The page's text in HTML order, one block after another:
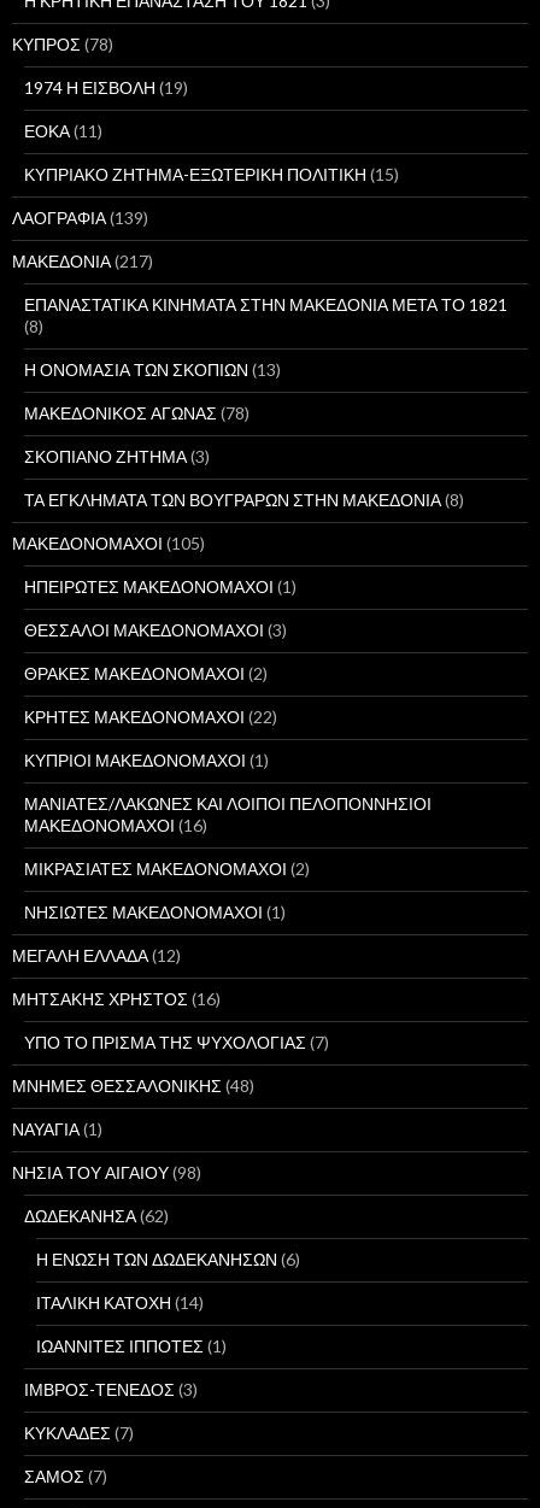
ΚΥΠΡΟΣ (78)
1974 Η ΕΙΣΒΟΛΗ (19)
ΕΟΚΑ(11)
ΚΥΠΡΙΑΚΟ ΖΗΤΗΜΑ-ΕΞΩΤΕΡΙΚΗ ΠΟΛΙΤΙΚΗ (15)
ΛΑΟΓΡΑΦΙΑ(139)
ΜΑΚΕΔΟΝΙΑ(217)
ΕΠΑΝΑΣΤΑΤΙΚΑ ΚΙΝΗΜΑΤΑ ΣΤΗΝ ΜΑΚΕΔΟΝΙΑ ΜΕΤΑ ΤΟ 1821
(8)
Η ΟΝΟΜΑΣΙΑ ΤΩΝ ΣΚΟΠΙΩΝ (13)
ΜΑΚΕΔΟΝΙΚΟΣ ΑΓΩΝΑΣ (78)
ΣΚΟΠΙΑΝΟ ΖΗΤΗΜΑ(3)
ΤΑ ΕΓΚΛΗΜΑΤΑ ΤΩΝ ΒΟΥΓΡΑΡΩΝ ΣΤΗΝ ΜΑΚΕΔΟΝΙΑ(8)
ΜΑΚΕΔΟΝΟΜΑΧΟΙ (105)
ΗΠΕΙΡΩΤΕΣ ΜΑΚΕΔΟΝΟΜΑΧΟΙ (1)
ΘΕΣΣΑΛΟΙ ΜΑΚΕΔΟΝΟΜΑΧΟΙ (3)
ΘΡΑΚΕΣ ΜΑΚΕΔΟΝΟΜΑΧΟΙ (2)
ΚΡΗΤΕΣ ΜΑΚΕΔΟΝΟΜΑΧΟΙ (22)
ΚΥΠΡΙΟΙ ΜΑΚΕΔΟΝΟΜΑΧΟΙ (1)
ΜΑΝΙΑΤΕΣ/ΛΑΚΩΝΕΣ ΚΑΙ ΛΟΙΠΟΙ ΠΕΛΟΠΟΝΝΗΣΙΟΙ
ΜΑΚΕΔΟΝΟΜΑΧΟΙ (16)
ΜΙΚΡΑΣΙΑΤΕΣ ΜΑΚΕΔΟΝΟΜΑΧΟΙ (2)
ΝΗΣΙΩΤΕΣ ΜΑΚΕΔΟΝΟΜΑΧΟΙ (1)
ΜΕΓΑΛΗ ΕΛΛΑΔΑ(12)
ΜΗΤΣΑΚΗΣ ΧΡΗΣΤΟΣ (16)
ΥΠΟ ΤΟ ΠΡΙΣΜΑ ΤΗΣ ΨΥΧΟΛΟΓΙΑΣ (7)
ΜΝΗΜΕΣ ΘΕΣΣΑΛΟΝΙΚΗΣ (48)
ΝΑΥΑΓΙΑ(1)
ΝΗΣΙΑ ΤΟΥ ΑΙΓΑΙΟΥ(98)
ΔΩΔΕΚΑΝΗΣΑ(62)
Η ΕΝΩΣΗ ΤΩΝ ΔΩΔΕΚΑΝΗΣΩΝ (6)
ΙΤΑΛΙΚΗ ΚΑΤΟΧΗ (14)
ΙΩΑΝΝΙΤΕΣ ΙΠΠΟΤΕΣ (1)
ΙΜΒΡΟΣ-ΤΕΝΕΔΟΣ (3)
ΚΥΚΛΑΔΕΣ (7)
ΣΑΜΟΣ (7)